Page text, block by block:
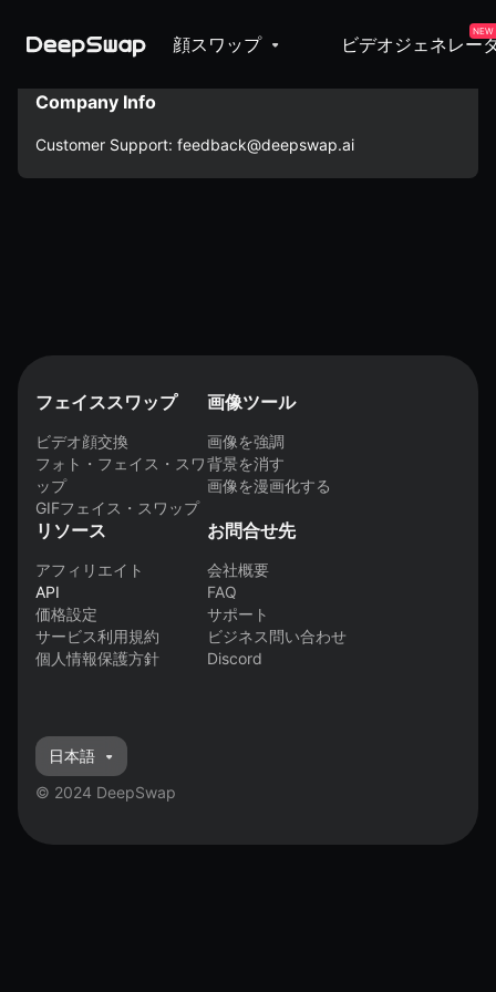
顔スワップ ビデオジェネレー
NEW
Company Info
Customer Support: feedback@deepswap.ai
フェイススワップ
ビデオ顔交換
フォト・フェイス・スワ
ップ
GIFフェイス・スワップ
画像ツール
画像を強調
背景を消す
画像を漫画化する
リソース
アフィリエイト
API
価格設定
サービス利用規約
個人情報保護方針
お問合せ先
会社概要
FAQ
サポート
ビジネス問い合わせ
Discord
© 2024 DeepSwap
日本語